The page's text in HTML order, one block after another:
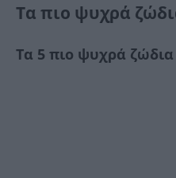
Τα πιο ψυχρά
Τα 5 πιο ψυχρά